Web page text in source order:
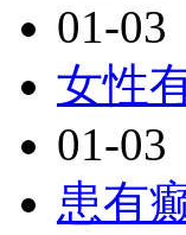
01-03
女性
01-03
患有